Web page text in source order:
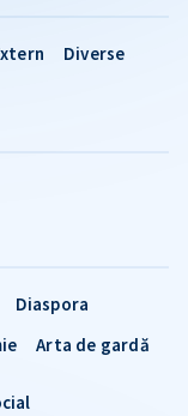
Diverse
Diaspora
Arta de gardă